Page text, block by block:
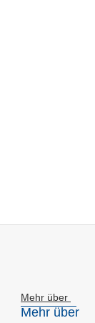
Mehr über
Mehr über